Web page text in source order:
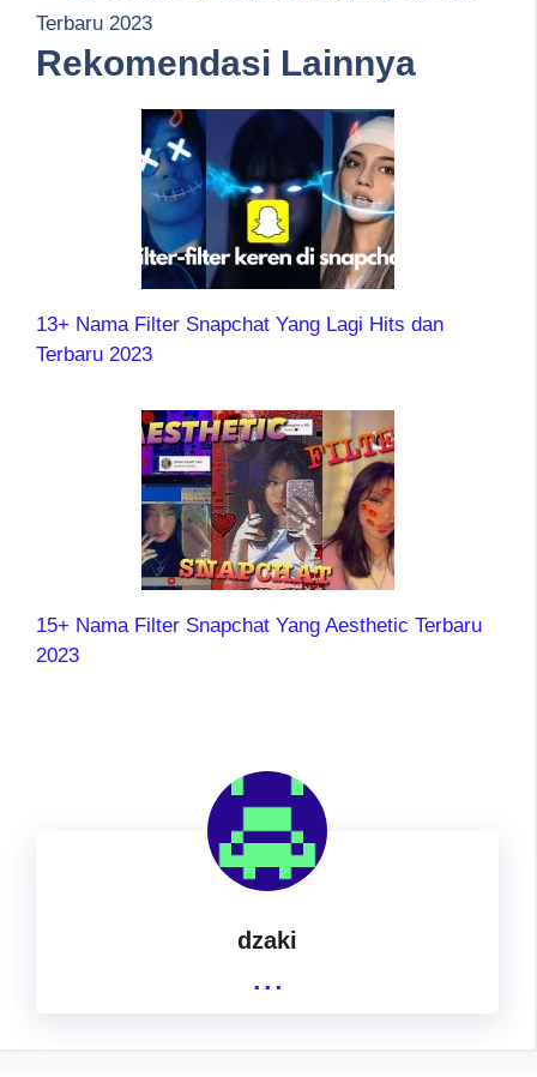
Terbaru 2023
Rekomendasi Lainnya
13+ Nama Filter Snapchat Yang Lagi Hits dan
Terbaru 2023
15+ Nama Filter Snapchat Yang Aesthetic Terbaru
2023
dzaki
...